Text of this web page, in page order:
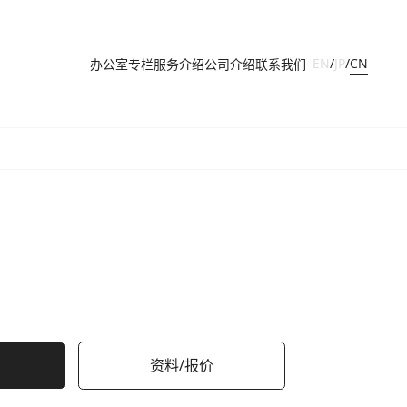
办公室专栏服务介绍公司介绍联系我们 EN/JP/CN
资料/报价